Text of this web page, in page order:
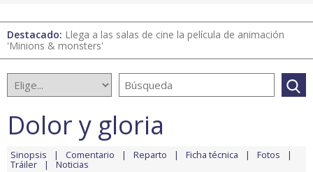
Destacado: Llega a las salas de cine la película de animación
'Minions & monsters'
Dolor y gloria
Sinopsis Comentario Reparto Ficha técnica Fotos
Tráiler Noticias